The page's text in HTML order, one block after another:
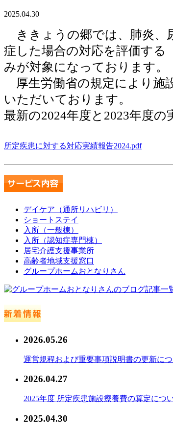
2025.04.30
ききょうの郷では、肺炎、
症した場合の対応を評価する
みが対象になっております。
厚生労働省の規定により施
いただいております。
最新の2024年度と2023年度
所定疾患に対する対応実績報告2024.pdf
デイケア（通所リハビリ）
ショートステイ
入所（一般棟）
入所（認知症専門棟）
居宅介護支援事業所
高齢者地域支援窓口
グループホームおとなりさん
2026.05.26
運営規程および重要事項説明書の更新に
2026.04.27
2025年度 所定疾患施設療養費の算定につ
2025.04.30